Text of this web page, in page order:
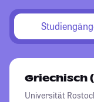
Griechisch
Universität